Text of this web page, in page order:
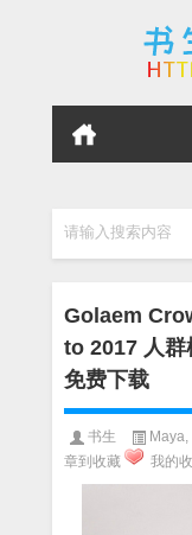
请输入搜索内容
Golaem
to 2017 人群
免费下载
书生 Maya
章到收藏
我的